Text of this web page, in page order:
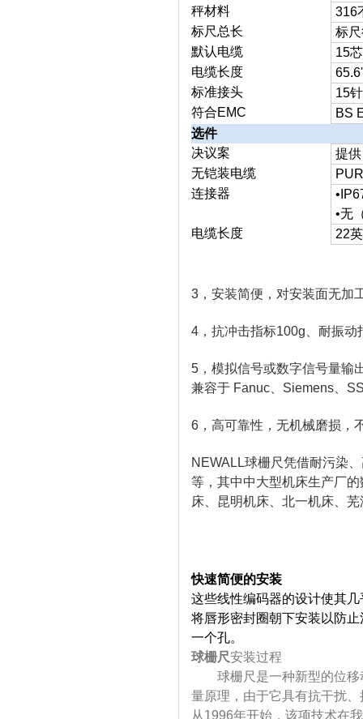
秤材料
316
标尺总长
标
默认电缆
15
电缆长度
标准接头
15
符合EMC
BS
选件
决议案
提
无铠装电缆
连接器
•无
电缆长度
22
3，安装简便，对安装面无加
4，抗冲击指标100g、耐振
5，模拟信号或数字信号量输
兼容于 Fanuc、Siemens、
6，高可靠性，无机械磨损，
NEWALL球栅尺凭借耐污染
等，其中中大型机床生产厂
床、昆明机床、北一机床、
快速简便的安装
这些线性编码器的设计使其
将唇形密封圈朝下安装以防止
一个孔。
球栅尺安装过程
球栅尺是一种新型的位移
量原理，由于它具有抗干扰
从1996年开始，该项技术在